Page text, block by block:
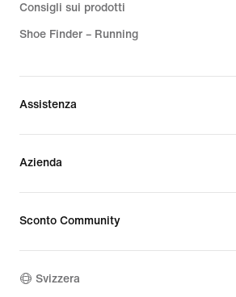
Consigli sui prodotti
Shoe Finder – Running
Assistenza
Azienda
Sconto Community
Svizzera